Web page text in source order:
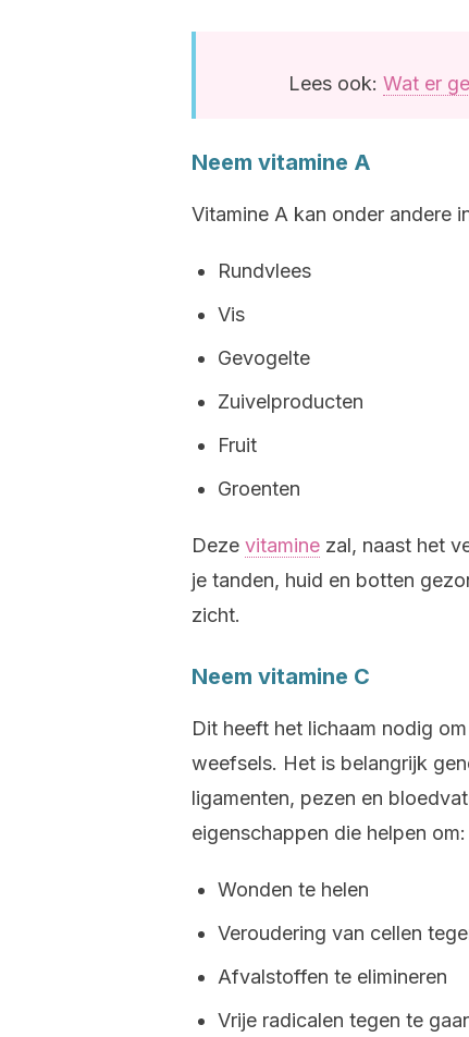
Lees ook: Wat er
Neem vitamine A
Vitamine A kan onder andere
Rundvlees
Vis
Gevogelte
Zuivelproducten
Fruit
Groenten
Deze vitamine zal, naast het
je tanden, huid en botten
zicht.
Neem vitamine C
Dit heeft het lichaam nodig
weefsels. Het is belangrijk
ligamenten, pezen en
eigenschappen die helpen om:
Wonden te helen
Veroudering van cellen
Afvalstoffen te elimineren
Vrije radicalen tegen te